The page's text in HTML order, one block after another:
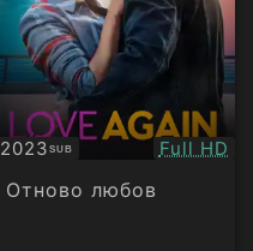
2023SUB
Субтитри Full HD
Отново любов